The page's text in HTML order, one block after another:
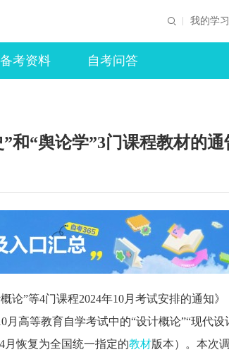
我的学习
备考资料 自考问答
和“舆论学”3门课程教材的通
论”等4门课程2024年10月考试安排的通知》
月高等教育自学考试中的“设计概论”“现代设
月恢复为全国统一指定的教材版本）。本次